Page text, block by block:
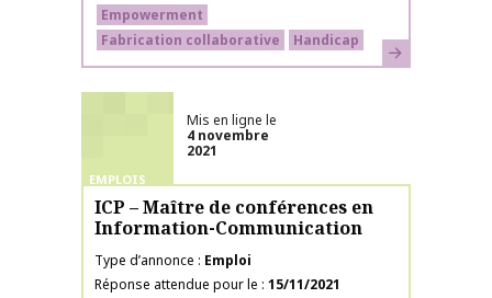
Empowerment
Fabrication collaborative
Handicap En savoir plus
EMPLOIS
Mis en ligne le
4 novembre
2021
ICP – Maître de conférences en
Information-Communication
Type d’annonce
Emploi
Réponse attendue pour le 15/11/2021